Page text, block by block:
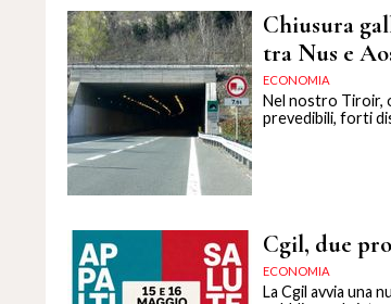
Chiusura
tra Nus e
ECONOMIA
Nel nostro Tiroir,
prevedibili, forti
Cgil, due
ECONOMIA
La Cgil avvia una